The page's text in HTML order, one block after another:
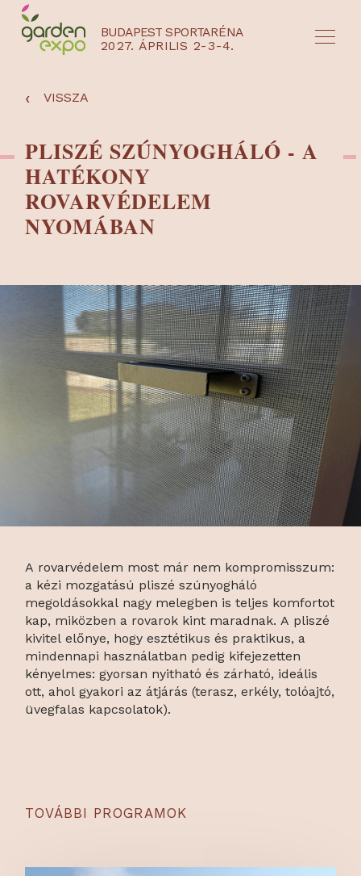
BUDAPEST SPORTARÉNA
2027. ÁPRILIS 2-3-4.
NYEREMÉNYJÁTÉK / REGISZTRÁCIÓ
‹ VISSZA
PLISZÉ SZÚNYOGHÁLÓ - A
HATÉKONY
ROVARVÉDELEM
NYOMÁBAN
A rovarvédelem most már nem kompromisszum:
a kézi mozgatású pliszé szúnyogháló
megoldásokkal nagy melegben is teljes komfortot
kap, miközben a rovarok kint maradnak. A pliszé
kivitel előnye, hogy esztétikus és praktikus, a
mindennapi használatban pedig kifejezetten
kényelmes: gyorsan nyitható és zárható, ideális
ott, ahol gyakori az átjárás (terasz, erkély, tolóajtó,
üvegfalas kapcsolatok).
TOVÁBBI PROGRAMOK